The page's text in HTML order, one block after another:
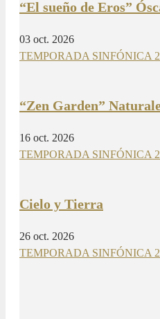
“El sueño de Eros”
03 oct. 2026
TEMPORADA SINFÓNICA
“Zen Garden”
16 oct. 2026
TEMPORADA SINFÓNICA
Cielo y Tierra
26 oct. 2026
TEMPORADA SINFÓNICA